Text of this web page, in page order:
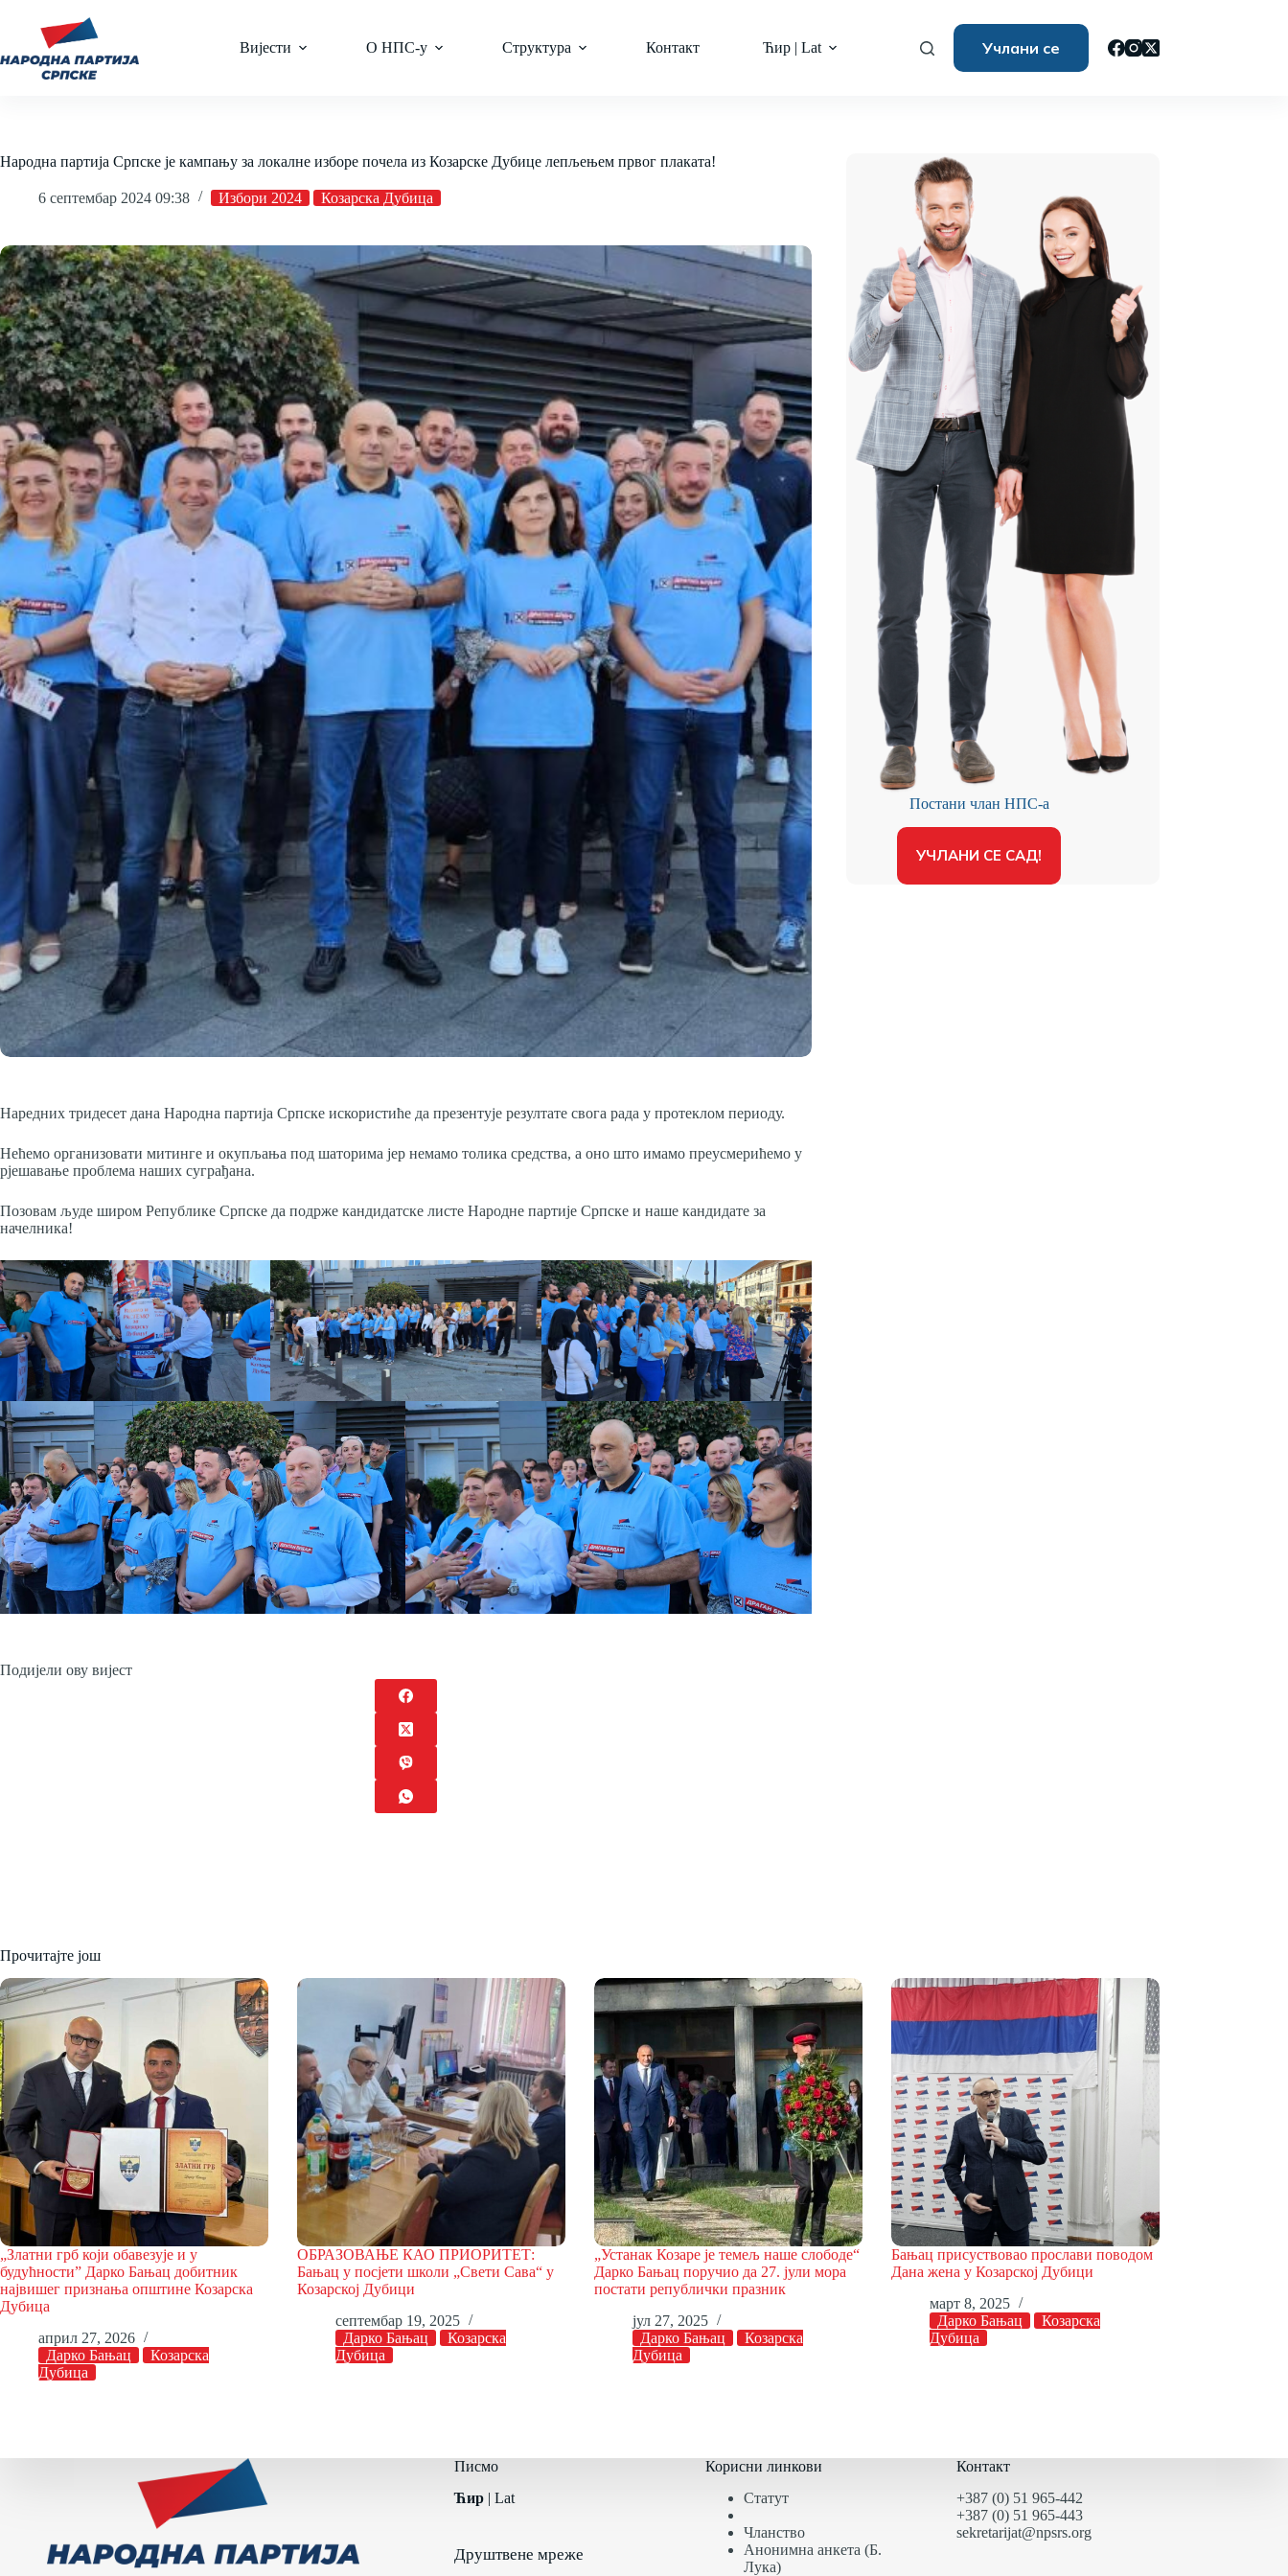
Вијести О НПС-у Структура Контакт Ћир | Lat Учлани се
Народна партија Српске је кампању за локалне изборе почела из Козарске Дубице лепљењем првог плаката!
6 септембар 2024 09:38 Избори 2024 Козарска Дубица
Наредних тридесет дана Народна партија Српске искористиће да презентује резултате свога рада у протеклом периоду.
Нећемо организовати митинге и окупљања под шаторима јер немамо толика средства, а оно што имамо преусмерићемо у
рјешавање проблема наших суграђана.
Позовам људе широм Републике Српске да подрже кандидатске листе Народне партије Српске и наше кандидате за
начелника!
Подијели ову вијест
Постани члан НПС-а
УЧЛАНИ СЕ САД!
Прочитајте још
„Златни грб који обавезује и у
будућности” Дарко Бањац добитник
највишег признања општине Козарска
Дубица
април 27, 2026
Дарко Бањац
Козарска
Дубица
ОБРАЗОВАЊЕ КАО ПРИОРИТЕТ:
Бањац у посјети школи „Свети Сава“ у
Козарској Дубици
септембар 19, 2025
Дарко Бањац
Козарска
Дубица
„Устанак Козаре је темељ наше слободе“
Дарко Бањац поручио да 27. јули мора
постати републички празник
јул 27, 2025
Дарко Бањац
Козарска
Дубица
Бањац присуствовао прослави поводом
Дана жена у Козарској Дубици
март 8, 2025
Дарко Бањац
Козарска
Дубица
Писмо
Ћир| Lat
Друштвене мреже
Корисни линкови
Статут
Чланство
Анонимна анкета (Б.
Лука)
Контакт
+387 (0) 51 965-442
+387 (0) 51 965-443
sekretarijat@npsrs.org